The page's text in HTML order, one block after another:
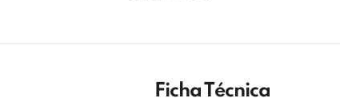
Ficha Técnica